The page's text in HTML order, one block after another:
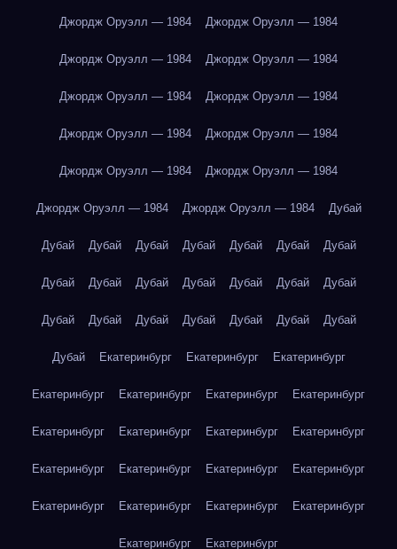
Джордж Оруэлл — 1984 Джордж Оруэлл — 1984
Джордж Оруэлл — 1984 Джордж Оруэлл — 1984
Джордж Оруэлл — 1984 Джордж Оруэлл — 1984
Джордж Оруэлл — 1984 Джордж Оруэлл — 1984
Джордж Оруэлл — 1984 Джордж Оруэлл — 1984
Джордж Оруэлл — 1984 Джордж Оруэлл — 1984 Дубай
Дубай Дубай Дубай Дубай Дубай Дубай Дубай
Дубай Дубай Дубай Дубай Дубай Дубай Дубай
Дубай Дубай Дубай Дубай Дубай Дубай Дубай
Дубай Екатеринбург Екатеринбург Екатеринбург
Екатеринбург Екатеринбург Екатеринбург Екатеринбург
Екатеринбург Екатеринбург Екатеринбург Екатеринбург
Екатеринбург Екатеринбург Екатеринбург Екатеринбург
Екатеринбург Екатеринбург Екатеринбург Екатеринбург
Екатеринбург Екатеринбург